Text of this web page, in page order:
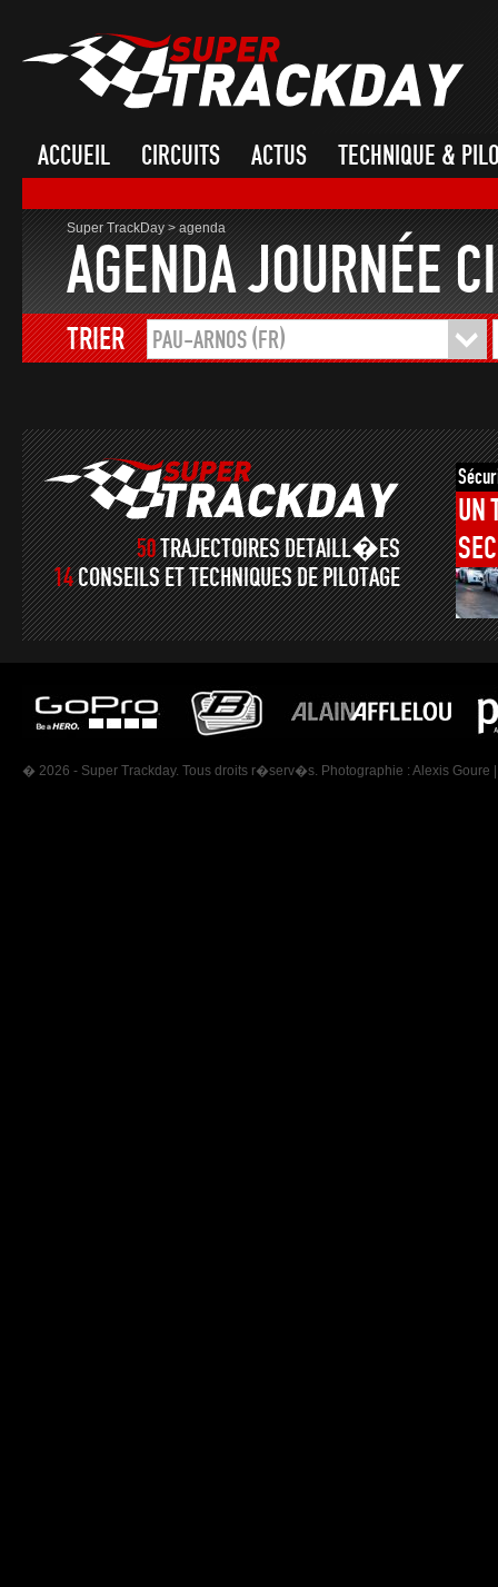
ACCUEIL CIRCUITS ACTUS TECHNIQUE &
Super TrackDay>agenda
AGENDA JOURNÉE
TRIER PAU-ARNOS (FR)
50TRAJECTOIRES DETAILL�ES
14CONSEILS ET TECHNIQUES DE PILOTAGE
UN
� 2026 - Super Trackday. Tous droits r�serv�s. Photographie : Alexis Goure